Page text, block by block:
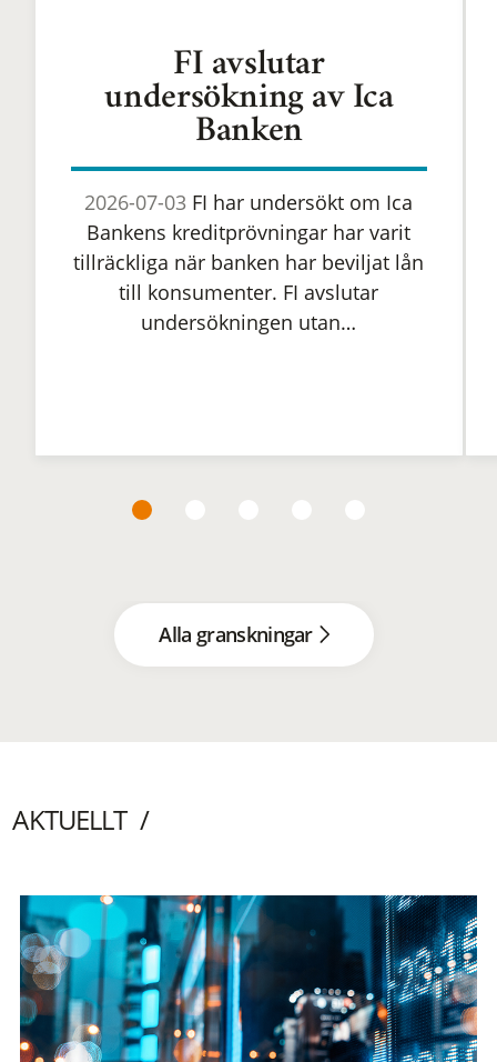
FI avslutar
undersökning av Ica
Banken
2026-07-03 FI har undersökt om Ica
Bankens kreditprövningar har varit
tillräckliga när banken har beviljat lån
till konsumenter. FI avslutar
undersökningen utan…
Alla granskningar
AKTUELLT